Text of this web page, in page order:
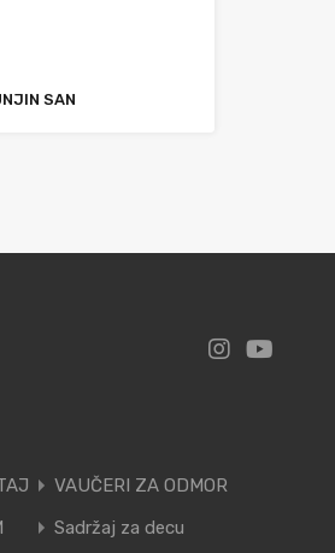
SAN
VAUČERI ZA ODMOR
Sadržaj za decu